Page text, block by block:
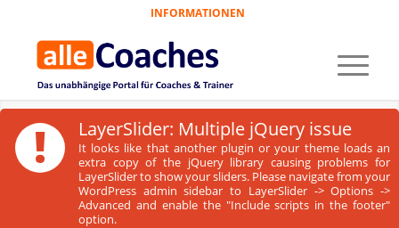
INFORMATIONEN
! LayerSlider: Multiple jQuery issue
It looks like that another plugin or your theme loads an
extra copy of the jQuery library causing problems for
LayerSlider to show your sliders. Please navigate from your
WordPress admin sidebar to LayerSlider -> Options ->
Advanced and enable the "Include scripts in the footer"
option.